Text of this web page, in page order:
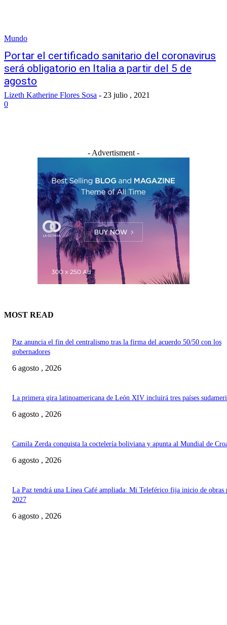
Mundo
Portar el certificado sanitario del coronavirus
será obligatorio en Italia a partir del 5 de
agosto
Lizeth Katherine Flores Sosa - 23 julio , 2021
0
- Advertisment -
MOST READ
Paz anuncia el fin del centralismo tras la firma del acuerdo 50/50 con los
gobernadores
6 agosto , 2026
La primera gira latinoamericana de León XIV incluirá tres países
6 agosto , 2026
Camila Zerda conquista la coctelería boliviana y apunta al Mundial de
6 agosto , 2026
La Paz tendrá una Línea Café ampliada: Mi Teleférico fija inicio de obras
2027
6 agosto , 2026